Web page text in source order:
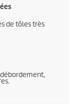
de tôles très